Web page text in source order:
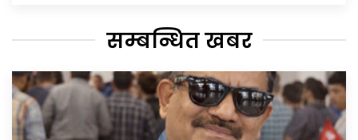
सम्बन्धित खबर